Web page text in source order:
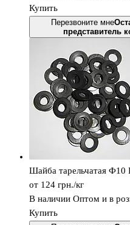
Купить
Перезвоните мне
представитель
Шайба тарельчатая Ф10
от 124 грн./кг
В наличии Оптом и в
Купить